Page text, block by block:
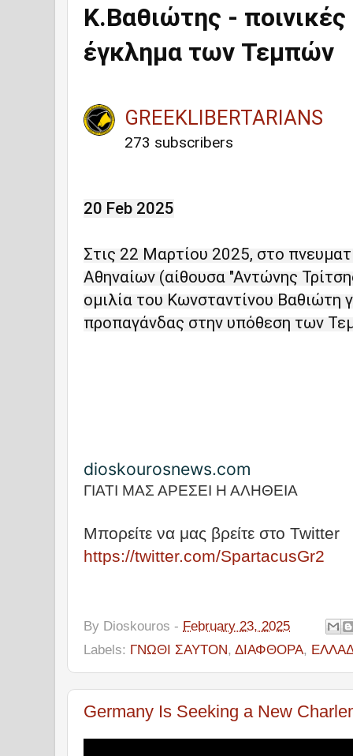
Κ.Βαθιώτης -
έγκλημα των Τεμπών
GREEKLIBERTARIANS
273 subscribers
20 Feb 2025
Στις 22 Μαρτίου 2025, στο
Αθηναίων (αίθουσα "Αντώνης
ομιλία του Κωνσταντίνου Βαθιώτη
προπαγάνδας στην υπόθεση των
dioskourosnews.com
ΓΙΑΤΙ ΜΑΣ ΑΡΕΣΕΙ Η ΑΛΗΘΕΙΑ
Μπορείτε να μας βρείτε στο Twitter
https://twitter.com/SpartacusGr2
By Dioskouros - February 23, 2025
Labels: ΓΝΩΘΙ ΣΑΥΤΟΝ, ΔΙΑΦΘΟΡΑ,
Germany Is Seeking a New